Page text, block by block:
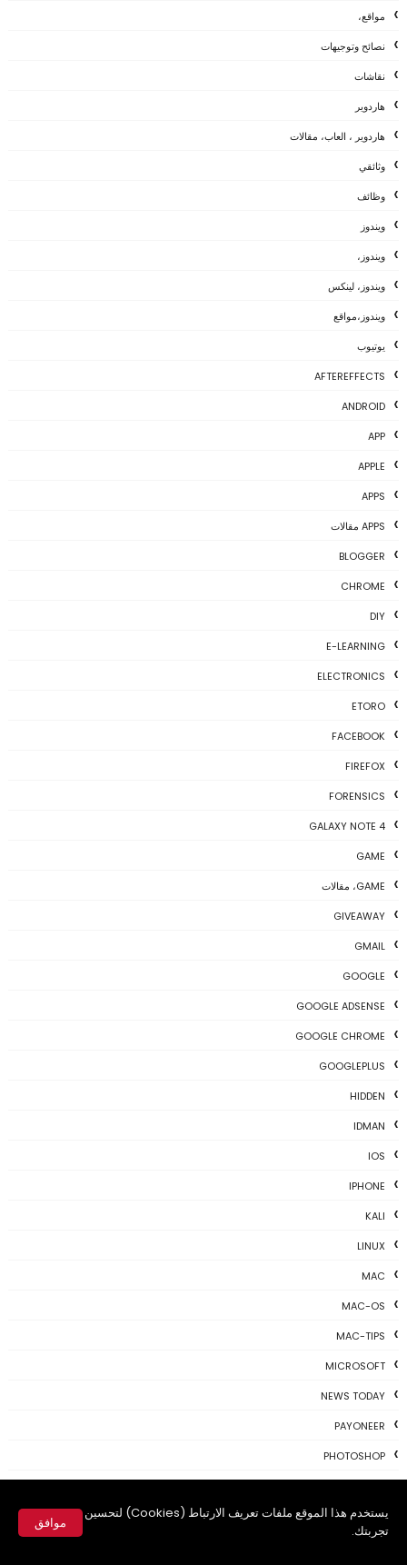
يستخدم هذا الموقع ملفات تعريف الارتباط (Cookies) لتحسين
تجربتك.
موافق
مواقع،
نصائح وتوجيهات
نقاشات
هاردوير
هاردوير ، العاب، مقالات
وثائقي
وظائف
ويندوز
ويندوز،
ويندوز، لينكس
ويندوز،مواقع
يوتيوب
AFTEREFFECTS
ANDROID
APP
APPLE
APPS
APPS مقالات
BLOGGER
CHROME
DIY
E-LEARNING
ELECTRONICS
ETORO
FACEBOOK
FIREFOX
FORENSICS
GALAXY NOTE 4
GAME
GAME، مقالات
GIVEAWAY
GMAIL
GOOGLE
GOOGLE ADSENSE
GOOGLE CHROME
GOOGLEPLUS
HIDDEN
IDMAN
IOS
IPHONE
KALI
LINUX
MAC
MAC-OS
MAC-TIPS
MICROSOFT
NEWS TODAY
PAYONEER
PHOTOSHOP
PROGRAMS